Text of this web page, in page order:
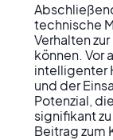
technische
Verhalten
können. Vor
intelligenter
und der
Potenzial,
signifikant
Beitrag zum